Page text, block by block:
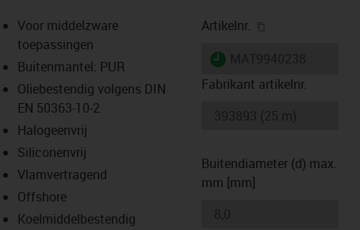
icon-lupe
icon-lupe
Voor middelzware
toepassingen
Buitenmantel: PUR
Oliebestendig volgens DIN
EN 50363-10-2
Halogeenvrij
Siliconenvrij
Vlamvertragend
Offshore
Koelmiddelbestendig
Artikelnr.
igus-icon-lieferzeit
Fabrikant artikelnr.
Buitendiameter (d) max.
mm [mm]